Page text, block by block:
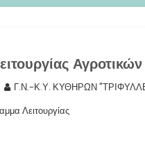
Γ.Ν.-Κ.Υ. ΚΥΘΗΡΩΝ
Λειτουργίας